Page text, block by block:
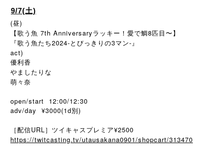
9/7(土)
(昼)
【歌う魚 7th Anniversaryラッキー！愛で鯛8匹目〜】
『歌う魚たち2024-とびっきりの3マン-』
act)
優利香
やましたりな
萌々奈
open/start 12:00/12:30
adv/day ¥3000(1d別)
［配信URL］ツイキャスプレミア¥2500
https://twitcasting.tv/utausakana0901/shopcart/313470